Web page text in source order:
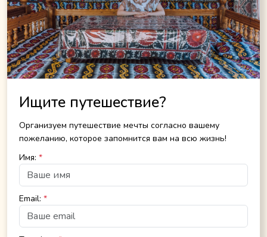
Ищите путешествие?
Организуем путешествие мечты согласно вашему
пожеланию, которое запомнится вам на всю жизнь!
Имя: *
Email: *